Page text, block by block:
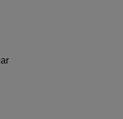
behagelige og holdbare